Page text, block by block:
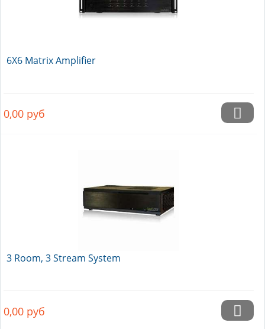
6X6 Matrix Amplifier
0,00 руб
3 Room, 3 Stream System
0,00 руб